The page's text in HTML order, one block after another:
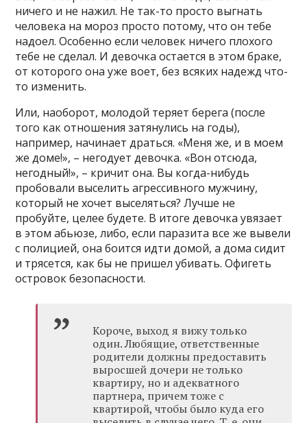
ничего и не нажил. Не так-то просто выгнать
человека на мороз просто потому, что он тебе
надоел. Особенно если человек ничего плохого
тебе не сделал. И девочка остается в этом браке,
от которого она уже воет, без всяких надежд что-
то изменить.
Или, наоборот, молодой теряет берега (после
того как отношения затянулись на годы),
например, начинает драться. «Меня же, и в моем
же доме!», – негодует девочка. «Вон отсюда,
негодный!», – кричит она. Вы когда-нибудь
пробовали выселить агрессивного мужчину,
который не хочет выселяться? Лучше не
пробуйте, целее будете. В итоге девочка увязает
в этом абьюзе, либо, если паразита все же вывели
с полицией, она боится идти домой, а дома сидит
и трясется, как бы не пришел убивать. Офигеть
островок безопасности.
Короче, выход я вижу только
один. Любящие, ответственные
родители должны предоставить
выросшей дочери не только
квартиру, но и адекватного
партнера, причем тоже с
квартирой, чтобы было куда его